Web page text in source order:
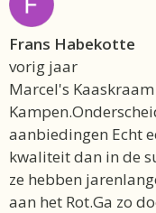
Frans Habekotte
vorig jaar
Marcel's
aanbiedingen Echt
kwaliteit dan in de
ze hebben
aan het Rot.Ga zo